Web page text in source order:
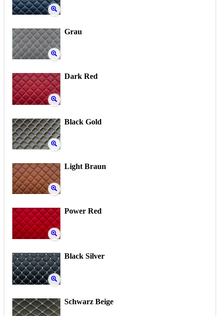
Grau
Dark Red
Black Gold
Light Braun
Power Red
Black Silver
Schwarz Beige